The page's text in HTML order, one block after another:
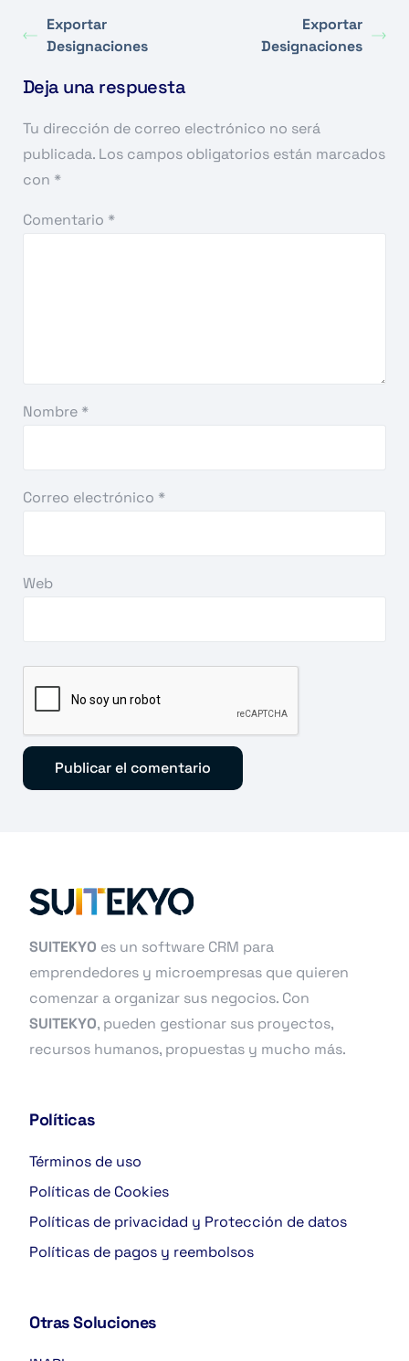
Exportar
Designaciones
Exportar
Designaciones
Deja una respuesta
Tu dirección de correo electrónico no será
publicada. Los campos obligatorios están marcados
con *
Comentario *
Nombre *
Correo electrónico *
Web
SUITEKYO es un software CRM para
emprendedores y microempresas que quieren
comenzar a organizar sus negocios. Con
SUITEKYO, pueden gestionar sus proyectos,
recursos humanos, propuestas y mucho más.
Políticas
Términos de uso
Políticas de Cookies
Políticas de privacidad y Protección de datos
Políticas de pagos y reembolsos
Otras Soluciones